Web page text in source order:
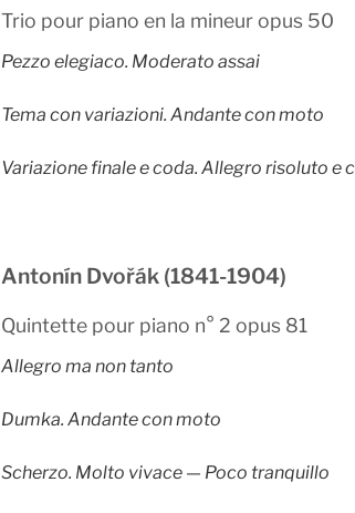
Trio pour piano en la mineur opus 50
Pezzo elegiaco. Moderato assai
Tema con variazioni. Andante con moto
Variazione finale e coda. Allegro risoluto
Antonín Dvořák (1841-1904)
Quintette pour piano n° 2 opus 81
Allegro ma non tanto
Dumka. Andante con moto
Scherzo. Molto vivace — Poco tranquillo